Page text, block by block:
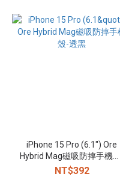
iPhone 15 Pro (6.1") Ore
Hybrid Mag磁吸防摔手機殼-
透黑
NT$392